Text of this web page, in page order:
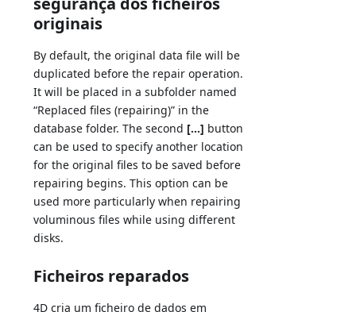
originais
By default, the original data file will be
duplicated before the repair operation.
It will be placed in a subfolder named
“Replaced files (repairing)” in the
database folder. The second [...] button
can be used to specify another location
for the original files to be saved before
repairing begins. This option can be
used more particularly when repairing
voluminous files while using different
disks.
Ficheiros reparados
4D cria um ficheiro de dados em